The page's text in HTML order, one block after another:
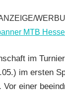
im
im ersten
Vor einer